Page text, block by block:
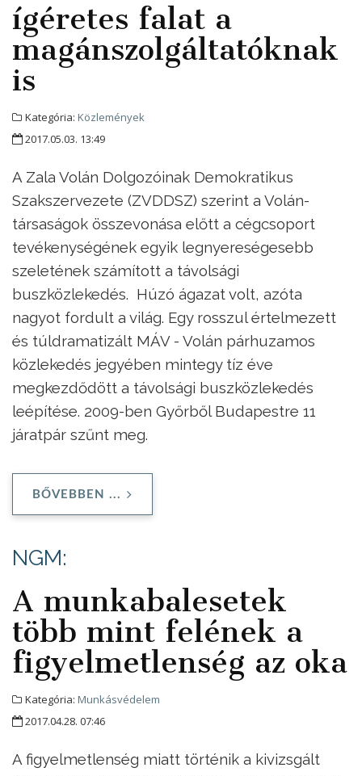
ígéretes falat a
magánszolgáltatóknak
is
Kategória: Közlemények
2017.05.03. 13:49
A Zala Volán Dolgozóinak Demokratikus
Szakszervezete (ZVDDSZ) szerint a Volán-
társaságok összevonása előtt a cégcsoport
tevékenységének egyik legnyereségesebb
szeletének számított a távolsági
buszközlekedés. Húzó ágazat volt, azóta
nagyot fordult a világ. Egy rosszul értelmezett
és túldramatizált MÁV - Volán párhuzamos
közlekedés jegyében mintegy tíz éve
megkezdődött a távolsági buszközlekedés
leépítése. 2009-ben Győrből Budapestre 11
járatpár szűnt meg.
BŐVEBBEN ...
NGM:
A munkabalesetek
több mint felének a
figyelmetlenség az oka
Kategória: Munkásvédelem
2017.04.28. 07:46
A figyelmetlenség miatt történik a kivizsgált